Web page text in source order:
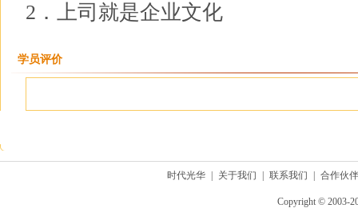
2．上司就是企业文化
学员评价
时代光华 关于我们 联系我们 合作伙伴
Copyright © 2003-